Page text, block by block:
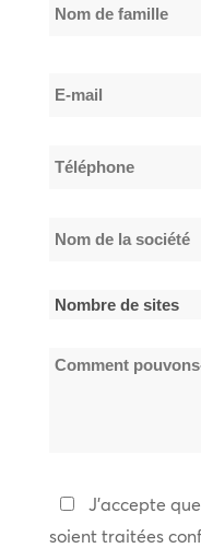
de
E-
Téléphone
Nom
Nombre
sites
Comment
Politique
de
J'accepte
soient traitées